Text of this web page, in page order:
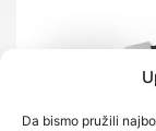
Da bismo pružili